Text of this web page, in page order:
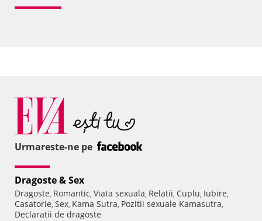
Urmareste-ne pe
Dragoste & Sex
Dragoste, Romantic, Viata sexuala, Relatii, Cuplu, Iubire,
Casatorie, Sex, Kama Sutra, Pozitii sexuale Kamasutra,
Declaratii de dragoste